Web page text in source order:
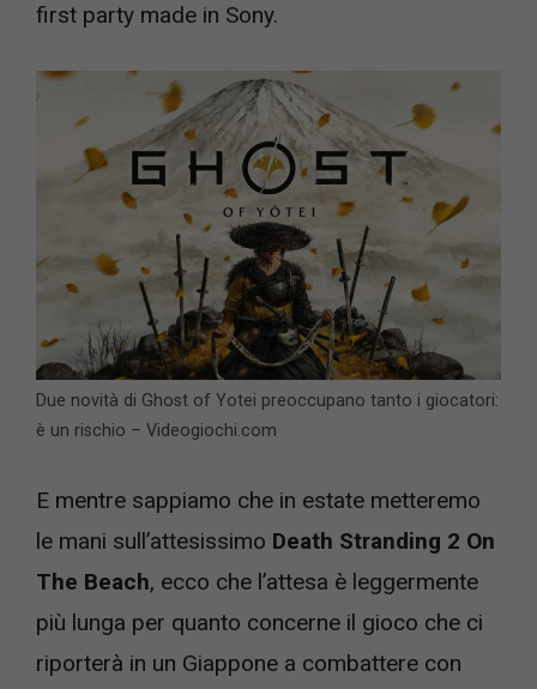
first party made in Sony.
Due novità di Ghost of Yotei preoccupano tanto i giocatori:
è un rischio – Videogiochi.com
E mentre sappiamo che in estate metteremo
le mani sull’attesissimo Death Stranding 2 On
The Beach, ecco che l’attesa è leggermente
più lunga per quanto concerne il gioco che ci
riporterà in un Giappone a combattere con